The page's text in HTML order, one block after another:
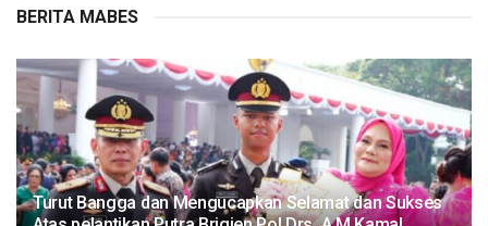
BERITA MABES
Turut Bangga dan Mengucapkan Selamat dan Sukses